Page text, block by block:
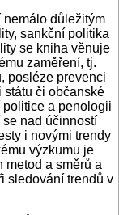
nemálo důležitým
sankční politika
se kniha věnuje
zaměření, tj.
posléze prevenci
státu či občanské
a penologii
nad účinností
i novými trendy
výzkumu je
metod a směrů a
sledování trendů v